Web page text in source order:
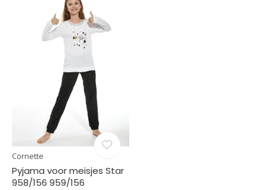
Cornette
Pyjama voor meisjes Star
958/156 959/156